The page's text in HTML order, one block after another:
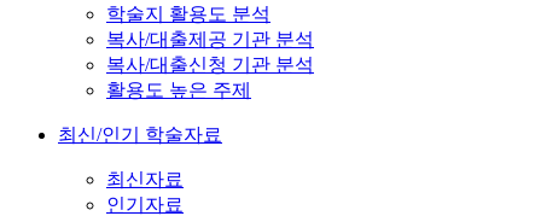
학술지 활용도 분석
복사/대출제공 기관 분석
복사/대출신청 기관 분석
활용도 높은 주제
최신/인기 학술자료
최신자료
인기자료